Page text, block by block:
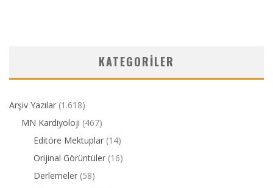
KATEGORILER
Arşiv Yazılar (1.618)
MN Kardiyoloji (467)
Editöre Mektuplar (14)
Orijinal Görüntüler (16)
Derlemeler (58)